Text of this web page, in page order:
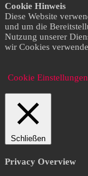
Cookie Hinweis
Diese Website
und um die
Nutzung unserer
wir Cookies
Cookie Einstellungen
Schließen
Privacy Overview